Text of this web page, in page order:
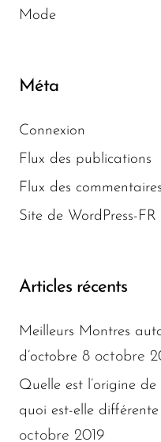
Mode
Méta
Connexion
Flux des publications
Flux des commentaires
Site de WordPress-FR
Articles récents
Meilleurs Montres
d’octobre 8 octobre
Quelle est l’origine
quoi est-elle
octobre 2019